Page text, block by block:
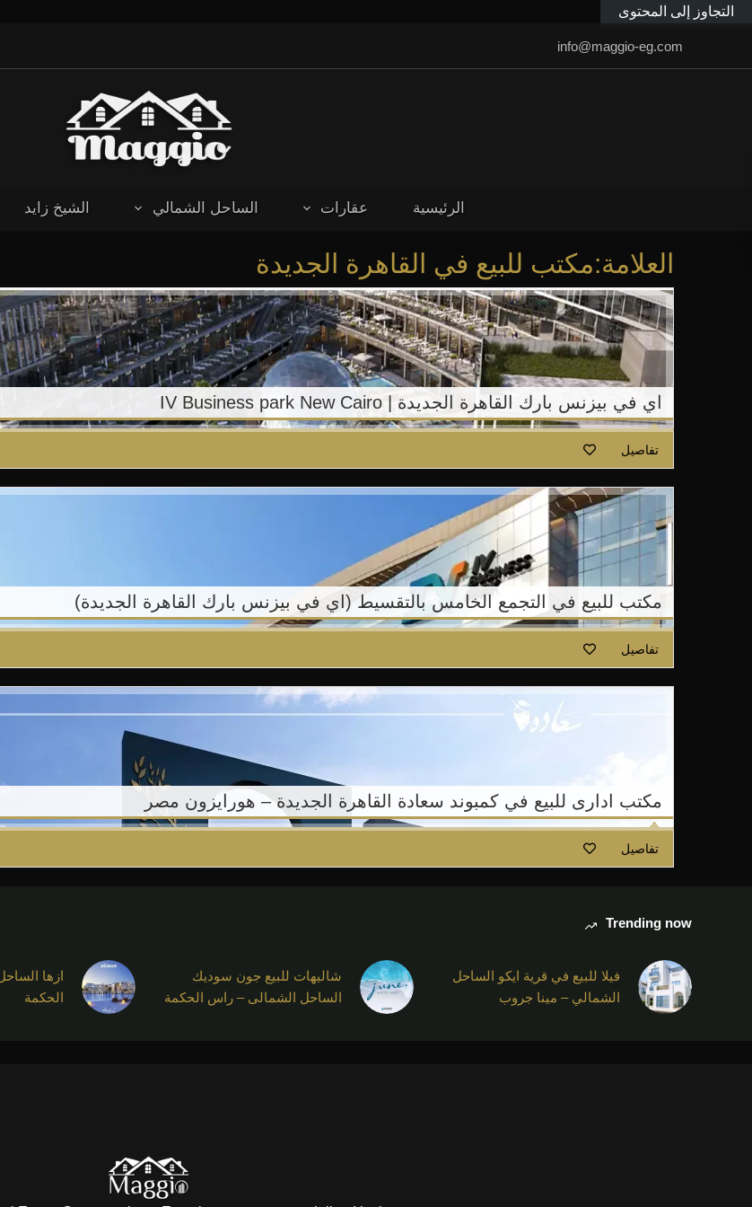
التجاوز إلى المحتوى
info@maggio-eg.com
الرئيسية عقارات الساحل الشمالي الشيخ زايد
العلامة:مكتب للبيع في القاهرة الجديدة
اي في بيزنس بارك القاهرة الجديدة | IV Business park New Cairo
تفاصيل
مكتب للبيع في التجمع الخامس بالتقسيط (اي في بيزنس بارك القاهرة الجديدة)
تفاصيل
مكتب ادارى للبيع في كمبوند سعادة القاهرة الجديدة – هورايزون مصر
تفاصيل
Trending now
فيلا للبيع في قرية ايكو الساحل
الشمالي – مينا جروب
شاليهات للبيع جون سوديك
الساحل الشمالى – راس الحكمة
ازها
الحكمة